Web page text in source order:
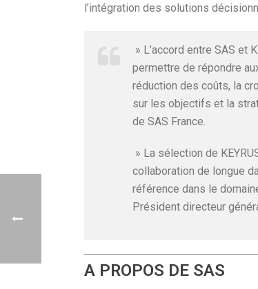
l’intégration des solutions
» L’accord entre SAS et
permettre de répondre
réduction des coûts, la
sur les objectifs et la
de SAS France.
» La sélection de
collaboration de longue
référence dans le
Président directeur
A PROPOS DE SAS